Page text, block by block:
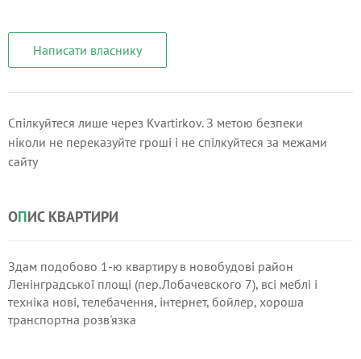
Написати власнику
Спілкуйтеся лише через Kvartirkov. З метою безпеки
ніколи не переказуйте гроші і не спілкуйтеся за межами
сайту
ОПИС КВАРТИРИ
Здам подобово 1-ю квартиру в новобудові район
Ленінградської площі (пер.Лобачевского 7), всі меблі і
техніка нові, телебачення, інтернет, бойлер, хороша
транспортна розв'язка